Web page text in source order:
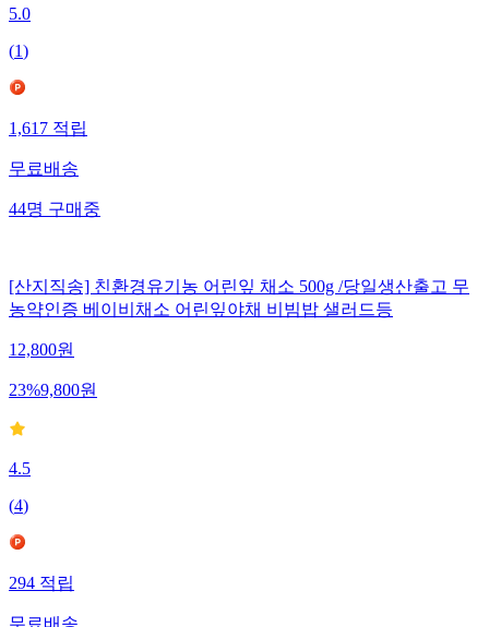
5.0
(1)
1,617적립
무료배송
44명구매중
[산지직송] 친환경유기농 어린잎 채소 500g /당일생산출고 무
농약인증 베이비채소 어린잎야채 비빔밥 샐러드등
12,800원
23%9,800원
4.5
(4)
294적립